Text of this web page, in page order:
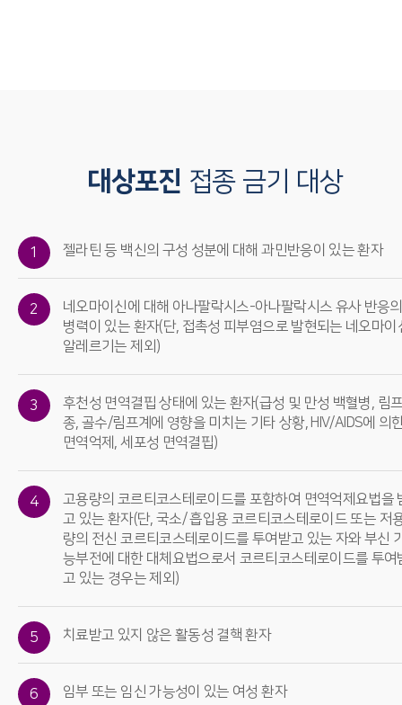
대상포진 접종 금기 대상
1 젤라틴 등 백신의 구성 성분에 대해 과민반응이 있는 환자
2
네오마이신에 대해 아나팔락시스-아나팔락시스 유사 반응의
병력이 있는 환자(단, 접촉성 피부염으로 발현되는 네오마이
알레르기는 제외)
3
후천성 면역결핍 상태에 있는 환자(급성 및 만성 백혈병, 림
종, 골수/림프계에 영향을 미치는 기타 상황, HIV/AIDS에 의
면역억제, 세포성 면역결핍)
4
고용량의 코르티코스테로이드를 포함하여 면역억제요법을
고 있는 환자(단, 국소/ 흡입용 코르티코스테로이드 또는 저
량의 전신 코르티코스테로이드를 투여받고 있는 자와 부신
능부전에 대한 대체요법으로서 코르티코스테로이드를 투여
고 있는 경우는 제외)
5 치료받고 있지 않은 활동성 결핵 환자
6 임부 또는 임신 가능성이 있는 여성 환자